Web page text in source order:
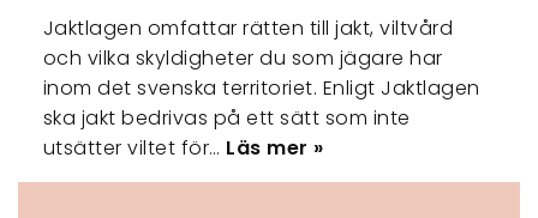
Jaktlagen omfattar rätten till jakt, viltvård
och vilka skyldigheter du som jägare har
inom det svenska territoriet. Enligt Jaktlagen
ska jakt bedrivas på ett sätt som inte
utsätter viltet för… Läs mer »